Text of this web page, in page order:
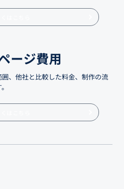
ージ費用
、他社と比較した料金、制作の流